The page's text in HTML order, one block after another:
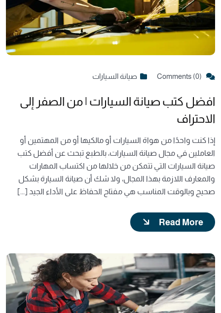
صيانة السيارات
افضل كتب صيانة السيارات | من الصفر إلى
الاحتراف
إذا كنت واحدًا من هواة السيارات أو مالكيها أو من المهتمين أو
العاملين في مجال صيانة السيارات، بالطبع تبحث عن أفضل كتب
صيانة السيارات التي تتمكن من خلالها من اكتساب المهارات
والمعارف اللازمة بهذا المجال، ولا شك أن صيانة السيارة بشكل
صحيح وبالوقت المناسب هي مفتاح الحفاظ على الأداء الجيد [...]
Read More